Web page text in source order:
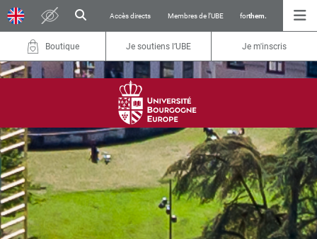
Accès directs Membres de l’UBE forthem.
Boutique Je soutiens l’UBE Je m'inscris